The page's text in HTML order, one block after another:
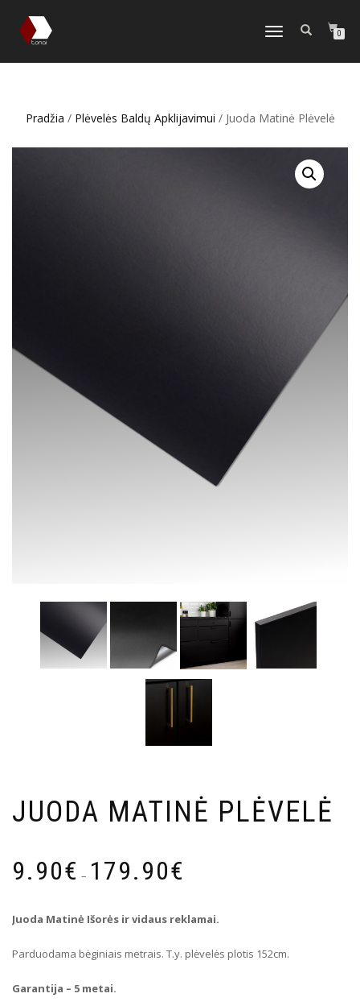
TOGGLE
0
Pradžia / Plėvelės Baldų Apklijavimui / Juoda Matinė Plėvelė
JUODA MATINĖ PLĖVELĖ
9.90€ – 179.90€
through
Juoda Matinė Išorės ir vidaus reklamai.
Parduodama bėginiais metrais. T.y. plėvelės plotis 152cm.
Garantija – 5 metai.